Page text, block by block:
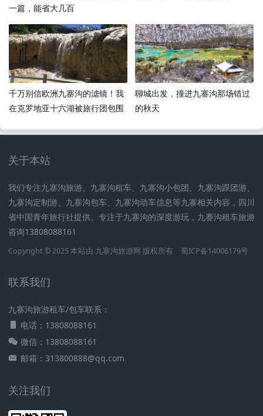
一篇，能省大几百
千万别信欧洲九寨沟的滤镜！我
在克罗地亚十六湖被旅行团包围
聊城出发，撞进九寨沟那场错过
的秋天
关于本站
我们专注九寨沟旅游、九寨沟租车、九寨沟小包团、九寨沟跟团游、
九寨沟定制游、九寨沟包车、九寨沟动车信息等九寨相关内容，四川
省中国青年旅行社提供。专注于九寨沟的深度游玩，九赛沟租车旅游
咨询13808088161
Copyright © 2025 本站由 九寨沟旅游网 版权所有 蜀ICP备14006179号
联系我们
九寨沟旅游租车/包车联系：
电话：13808088161
微信：13808088161
邮箱：313800888@qq.com
关注我们